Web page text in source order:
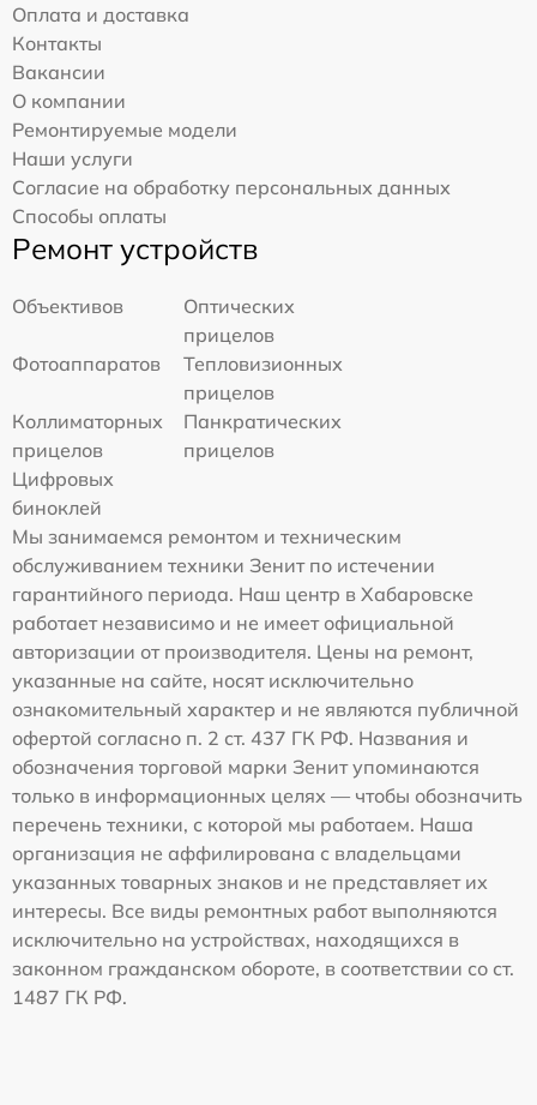
Оплата и доставка
Контакты
Вакансии
О компании
Ремонтируемые модели
Наши услуги
Согласие на обработку персональных данных
Способы оплаты
Ремонт устройств
Объективов
Оптических
прицелов
Фотоаппаратов
Тепловизионных
прицелов
Коллиматорных
прицелов
Панкратических
прицелов
Цифровых
биноклей
Мы занимаемся ремонтом и техническим
обслуживанием техники Зенит по истечении
гарантийного периода. Наш центр в Хабаровске
работает независимо и не имеет официальной
авторизации от производителя. Цены на ремонт,
указанные на сайте, носят исключительно
ознакомительный характер и не являются публичной
офертой согласно п. 2 ст. 437 ГК РФ. Названия и
обозначения торговой марки Зенит упоминаются
только в информационных целях — чтобы обозначить
перечень техники, с которой мы работаем. Наша
организация не аффилирована с владельцами
указанных товарных знаков и не представляет их
интересы. Все виды ремонтных работ выполняются
исключительно на устройствах, находящихся в
законном гражданском обороте, в соответствии со ст.
1487 ГК РФ.